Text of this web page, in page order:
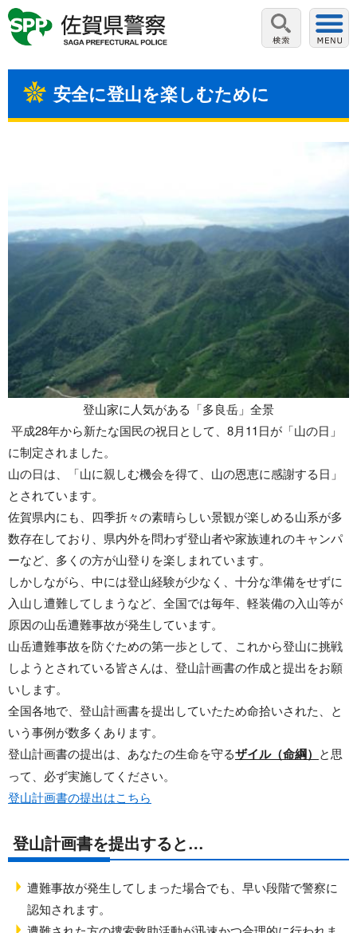
安全に登山を楽しむために
登山家に人気がある「多良岳」全景
平成28年から新たな国民の祝日として、8月11日が「山の日」
に制定されました。
山の日は、「山に親しむ機会を得て、山の恩恵に感謝する日」
とされています。
佐賀県内にも、四季折々の素晴らしい景観が楽しめる山系が多
数存在しており、県内外を問わず登山者や家族連れのキャンパ
ーなど、多くの方が山登りを楽しまれています。
しかしながら、中には登山経験が少なく、十分な準備をせずに
入山し遭難してしまうなど、全国では毎年、軽装備の入山等が
原因の山岳遭難事故が発生しています。
山岳遭難事故を防ぐための第一歩として、これから登山に挑戦
しようとされている皆さんは、登山計画書の作成と提出をお願
いします。
全国各地で、登山計画書を提出していたため命拾いされた、と
いう事例が数多くあります。
登山計画書の提出は、あなたの生命を守るザイル（命綱） と思
って、必ず実施してください。
登山計画書の提出はこちら
登山計画書を提出すると…
遭難事故が発生してしまった場合でも、早い段階で警察に
認知されます。